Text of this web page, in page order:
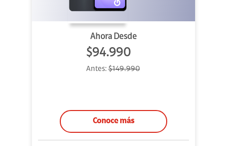
Ahora Desde
$94.990
Antes:$149.990
Conoce más